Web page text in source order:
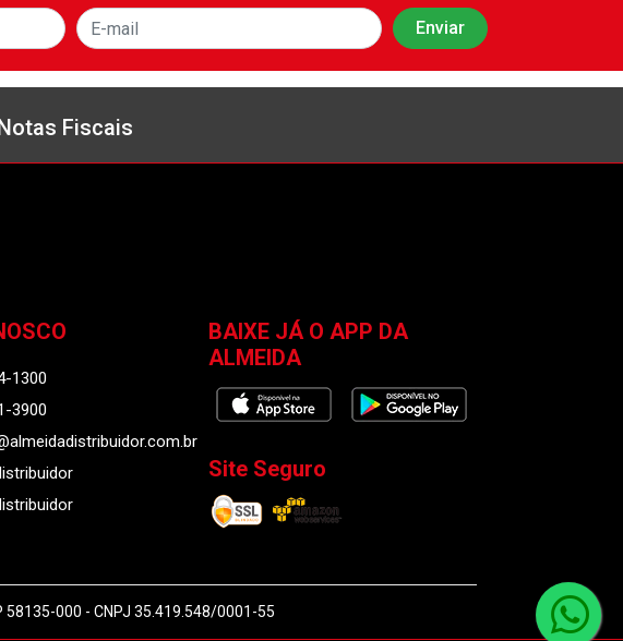
Fiscais
1300
3900
BAIXE JÁ O APP DA
ALMEIDA
Site Seguro
58135-000 - CNPJ 35.419.548/0001-55